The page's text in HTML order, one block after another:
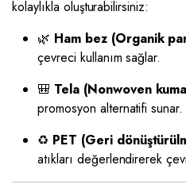
kolaylıkla oluşturabilirsiniz:
🌿 Ham bez (Organik
çevreci kullanım sağlar.
🎒 Tela (Nonwoven
promosyon alternatifi sunar.
♻️ PET (Geri
atıkları değerlendirerek